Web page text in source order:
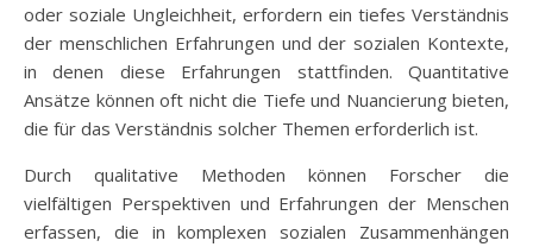
oder soziale Ungleichheit, erfordern ein tiefes Verständnis
der menschlichen Erfahrungen und der sozialen Kontexte,
in denen diese Erfahrungen stattfinden. Quantitative
Ansätze können oft nicht die Tiefe und Nuancierung bieten,
die für das Verständnis solcher Themen erforderlich ist.
Durch qualitative Methoden können Forscher die
vielfältigen Perspektiven und Erfahrungen der Menschen
erfassen, die in komplexen sozialen Zusammenhängen